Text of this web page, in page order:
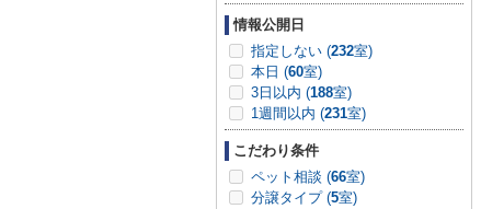
情報公開日
指定しない (232室)
本日 (60室)
3日以内 (188室)
1週間以内 (231室)
こだわり条件
ペット相談 (66室)
分譲タイプ (5室)